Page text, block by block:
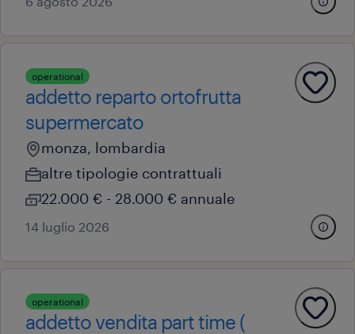
operational
addetto reparto ortofrutta
supermercato
monza, lombardia
altre tipologie contrattuali
22.000 € - 28.000 € annuale
14 luglio 2026
operational
addetto vendita part time (